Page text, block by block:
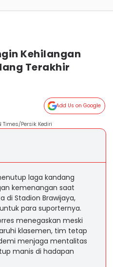
Kehilangan
Terakhir
Add Us on Google
Times/Persik Kediri
laga kandang
kemenangan saat
di Stadion Brawijaya,
para suporternya.
menegaskan meski
klasemen, tim tetap
menjaga mentalitas
manis di hadapan